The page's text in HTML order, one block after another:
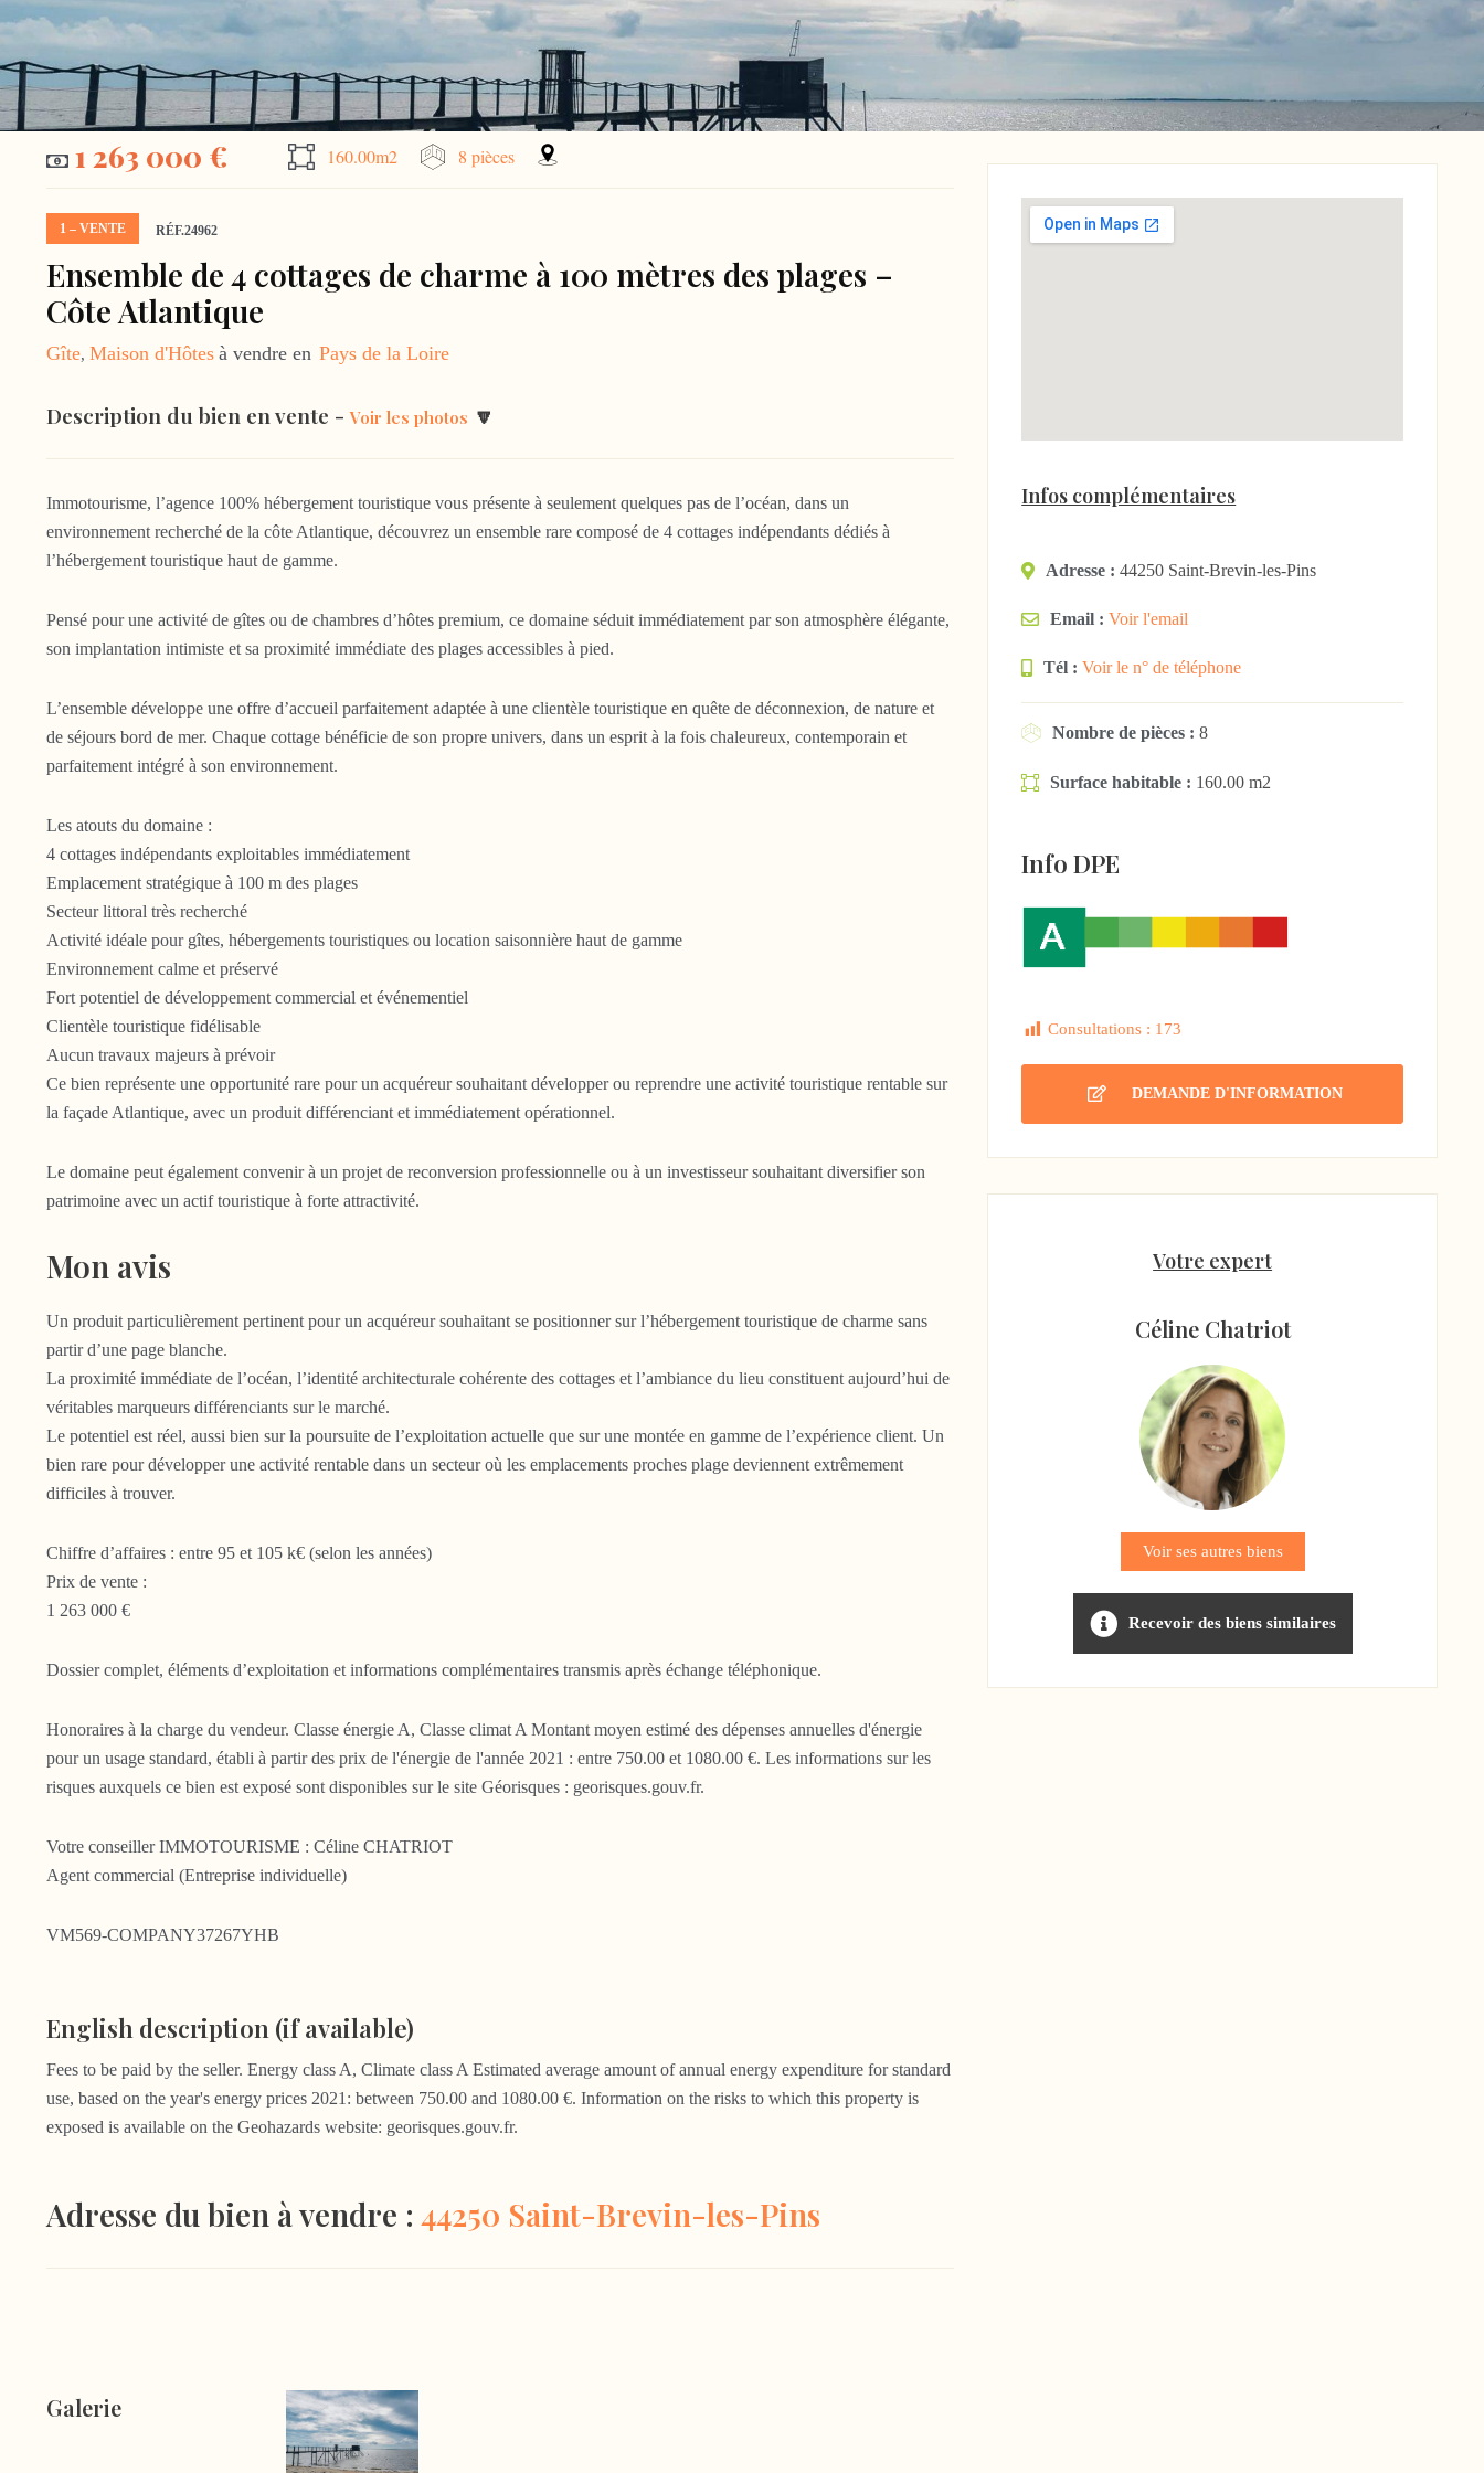
1 263 000 € 160.00m2 8 pièces
1 – VENTE RÉF.24962
Ensemble de 4 cottages de charme à 100 mètres des plages –
Côte Atlantique
Gîte, Maison d'Hôtes à vendre en Pays de la Loire
Description du bien en vente -Voir les photos 🔽
Immotourisme, l’agence 100% hébergement touristique vous présente à seulement quelques pas de l’océan, dans un
environnement recherché de la côte Atlantique, découvrez un ensemble rare composé de 4 cottages indépendants dédiés à
l’hébergement touristique haut de gamme.
Pensé pour une activité de gîtes ou de chambres d’hôtes premium, ce domaine séduit immédiatement par son atmosphère élégante,
son implantation intimiste et sa proximité immédiate des plages accessibles à pied.
L’ensemble développe une offre d’accueil parfaitement adaptée à une clientèle touristique en quête de déconnexion, de nature et
de séjours bord de mer. Chaque cottage bénéficie de son propre univers, dans un esprit à la fois chaleureux, contemporain et
parfaitement intégré à son environnement.
Les atouts du domaine :
4 cottages indépendants exploitables immédiatement
Emplacement stratégique à 100 m des plages
Secteur littoral très recherché
Activité idéale pour gîtes, hébergements touristiques ou location saisonnière haut de gamme
Environnement calme et préservé
Fort potentiel de développement commercial et événementiel
Clientèle touristique fidélisable
Aucun travaux majeurs à prévoir
Ce bien représente une opportunité rare pour un acquéreur souhaitant développer ou reprendre une activité touristique rentable sur
la façade Atlantique, avec un produit différenciant et immédiatement opérationnel.
Le domaine peut également convenir à un projet de reconversion professionnelle ou à un investisseur souhaitant diversifier son
patrimoine avec un actif touristique à forte attractivité.
Mon avis
Un produit particulièrement pertinent pour un acquéreur souhaitant se positionner sur l’hébergement touristique de charme sans
partir d’une page blanche.
La proximité immédiate de l’océan, l’identité architecturale cohérente des cottages et l’ambiance du lieu constituent aujourd’hui de
véritables marqueurs différenciants sur le marché.
Le potentiel est réel, aussi bien sur la poursuite de l’exploitation actuelle que sur une montée en gamme de l’expérience client. Un
bien rare pour développer une activité rentable dans un secteur où les emplacements proches plage deviennent extrêmement
difficiles à trouver.
Chiffre d’affaires : entre 95 et 105 k€ (selon les années)
Prix de vente :
1 263 000 €
Dossier complet, éléments d’exploitation et informations complémentaires transmis après échange téléphonique.
Honoraires à la charge du vendeur. Classe énergie A, Classe climat A Montant moyen estimé des dépenses annuelles d'énergie
pour un usage standard, établi à partir des prix de l'énergie de l'année 2021 : entre 750.00 et 1080.00 €. Les informations sur les
risques auxquels ce bien est exposé sont disponibles sur le site Géorisques : georisques.gouv.fr.
Votre conseiller IMMOTOURISME : Céline CHATRIOT
Agent commercial (Entreprise individuelle)
VM569-COMPANY37267YHB
English description (if available)
Fees to be paid by the seller. Energy class A, Climate class A Estimated average amount of annual energy expenditure for standard
use, based on the year's energy prices 2021: between 750.00 and 1080.00 €. Information on the risks to which this property is
exposed is available on the Geohazards website: georisques.gouv.fr.
Adresse du bien à vendre : 44250 Saint-Brevin-les-Pins
Galerie
Infos complémentaires
Adresse : 44250 Saint-Brevin-les-Pins
Email : Voir l'email
Tél : Voir le n° de téléphone
Nombre de pièces : 8
Surface habitable : 160.00 m2
Info DPE
Consultations : 173
DEMANDE D'INFORMATION
Votre expert
Céline Chatriot
Voir ses autres biens
Recevoir des biens similaires